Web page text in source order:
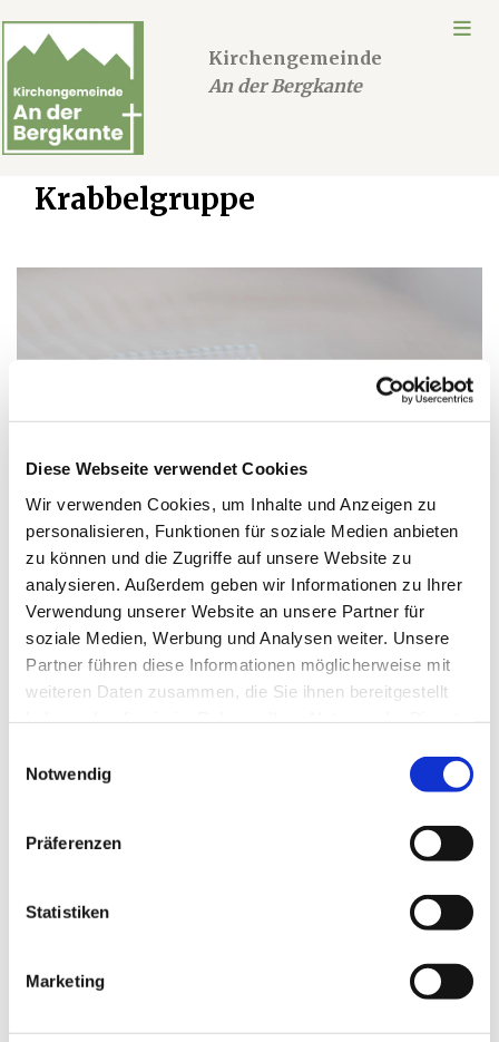
Diese Webseite verwendet Cookies
Wir verwenden Cookies, um Inhalte und Anzeigen zu
personalisieren, Funktionen für soziale Medien anbieten
zu können und die Zugriffe auf unsere Website zu
analysieren. Außerdem geben wir Informationen zu Ihrer
Verwendung unserer Website an unsere Partner für
soziale Medien, Werbung und Analysen weiter. Unsere
Partner führen diese Informationen möglicherweise mit
weiteren Daten zusammen, die Sie ihnen bereitgestellt
Notwendig
Präferenzen
Statistiken
Marketing
Kirchengemeinde
An der Bergkante
Krabbelgruppe
Dienstag, 21. September 2027,
09:30 - 11:00 Uhr
Rothenuffeln - Gemeindehaus,
Bäckerstraße 40, 32479 Hille